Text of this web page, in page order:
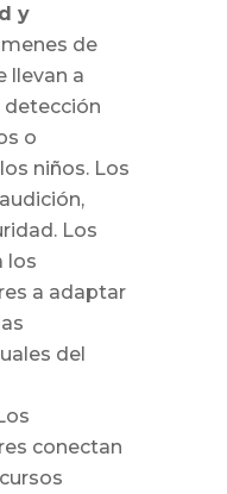
y
de
llevan a
detección
o
niños. Los
Los
los
a adaptar
del
conectan